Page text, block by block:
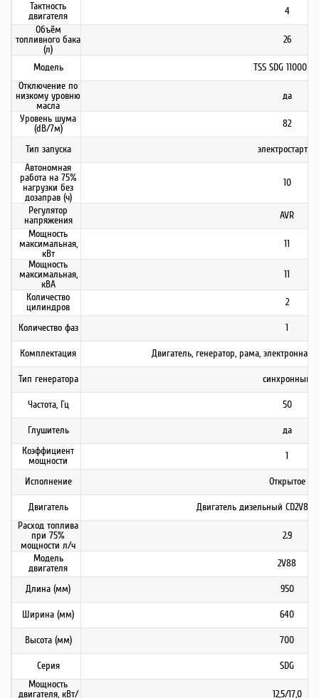
Тактность
двигателя
4
Объём
топливного бака
(л)
26
Модель
TSS SDG
Отключение по
низкому уровню
масла
да
Уровень шума
(dB/7м)
82
Тип запуска
электростартер
Автономная
работа на 75%
нагрузки без
дозаправ (ч)
10
Регулятор
напряжения
AVR
Мощность
максимальная,
кВт
11
Мощность
максимальная,
кВА
11
Количество
цилиндров
2
Количество фаз 1
Комплектация Двигатель, генератор, рама, электронная
Тип генератора синхронный
Частота, Гц 50
Глушитель
да
Коэффициент
мощности
1
Исполнение Открытое
Двигатель
Двигатель дизельный
Расход топлива
при 75%
мощности л/ч
2.9
Модель
двигателя
2V88
Длина (мм) 950
Ширина (мм) 640
Высота (мм) 700
Серия
SDG
Мощность
двигателя, кВт/
12,5/17,0